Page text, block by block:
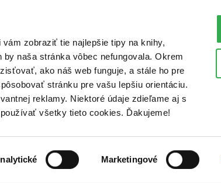
zobraziť tie najlepšie tipy na knihy,
naša stránka vôbec nefungovala. Okrem
ako náš web funguje, a stále ho pre
stránku pre vašu lepšiu orientáciu.
reklamy. Niektoré údaje zdieľame aj s
všetky tieto cookies. Ďakujeme!
Marketingové